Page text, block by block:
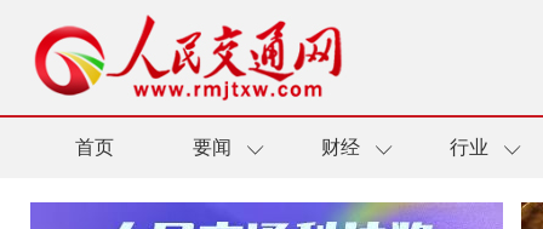
首页 要闻 财经 行业